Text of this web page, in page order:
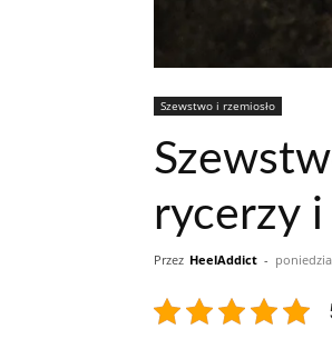
Szewstwo i rzemiosło
rycerzy i
Przez HeelAddict -